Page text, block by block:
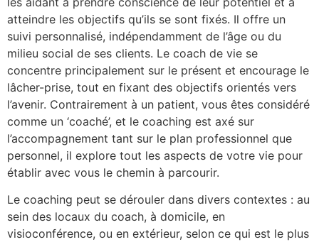
atteindre les objectifs qu’ils se sont fixés. Il offre un
suivi personnalisé, indépendamment de l’âge ou du
milieu social de ses clients. Le coach de vie se
concentre principalement sur le présent et encourage le
lâcher-prise, tout en fixant des objectifs orientés vers
l’avenir. Contrairement à un patient, vous êtes considéré
comme un ‘coaché’, et le coaching est axé sur
l’accompagnement tant sur le plan professionnel que
personnel, il explore tout les aspects de votre vie pour
établir avec vous le chemin à parcourir.
Le coaching peut se dérouler dans divers contextes : au
sein des locaux du coach, à domicile, en
visioconférence, ou en extérieur, selon ce qui est le plus